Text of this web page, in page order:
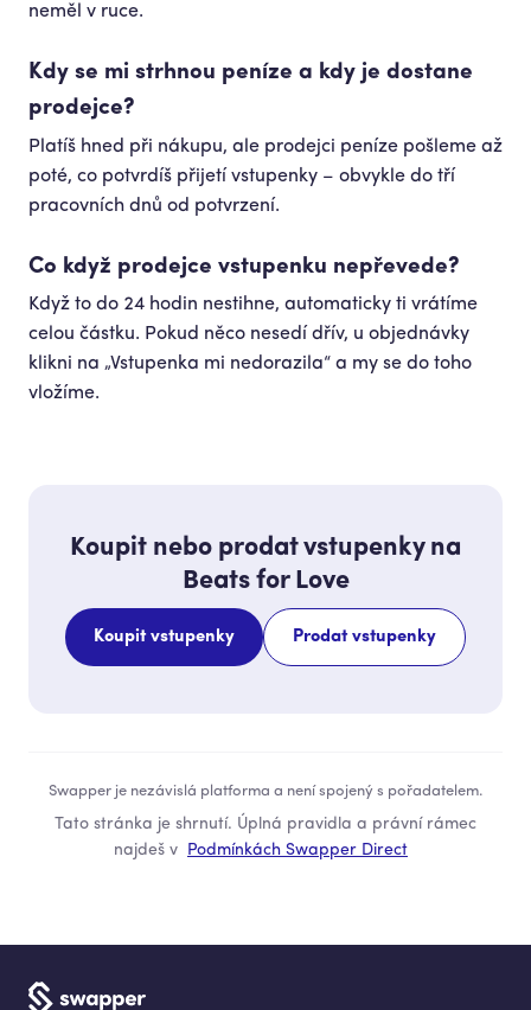
neměl v ruce.
Kdy se mi strhnou peníze a kdy je dostane
prodejce?
Platíš hned při nákupu, ale prodejci peníze pošleme až
poté, co potvrdíš přijetí vstupenky – obvykle do tří
pracovních dnů od potvrzení.
Co když prodejce vstupenku nepřevede?
Když to do 24 hodin nestihne, automaticky ti vrátíme
celou částku. Pokud něco nesedí dřív, u objednávky
klikni na „Vstupenka mi nedorazila“ a my se do toho
vložíme.
Koupit nebo prodat vstupenky na
Beats for Love
Koupit vstupenky Prodat vstupenky
Swapper je nezávislá platforma a není spojený s pořadatelem.
Tato stránka je shrnutí. Úplná pravidla a právní rámec
najdeš v Podmínkách Swapper Direct